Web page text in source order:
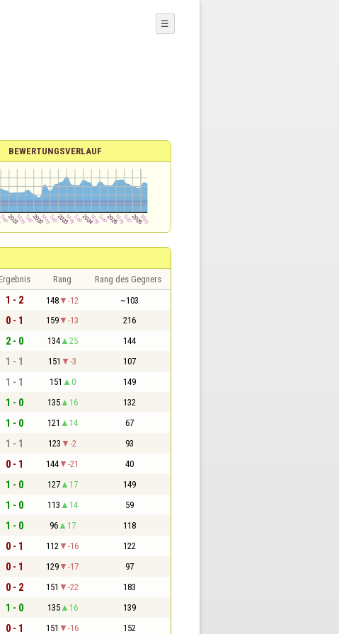
☰
BEWERTUNGSVERLAUF
Rang Rang des Gegners
1 - 2 148 -12 ~103
0 - 1 159 -13 216
2 - 0 134 25 144
1 - 1 151 -3 107
1 - 1 151 0 149
1 - 0 135 16 132
1 - 0 121 14 67
1 - 1 123 -2 93
0 - 1 144 -21 40
1 - 0 127 17 149
1 - 0 113 14 59
1 - 0 96 17 118
0 - 1 112 -16 122
0 - 1 129 -17 97
0 - 2 151 -22 183
1 - 0 135 16 139
0 - 1 151 -16 152